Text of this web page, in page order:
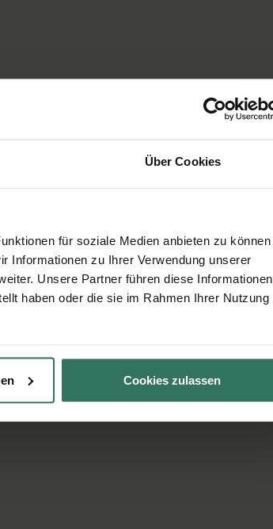
Über Cookies
für soziale Medien anbieten zu können
Informationen zu Ihrer Verwendung unserer
Unsere Partner führen diese Informationen
haben oder die sie im Rahmen Ihrer Nutzung
Cookies zulassen